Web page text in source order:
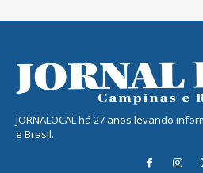
JORNALOCAL há 27 anos levando
e Brasil.